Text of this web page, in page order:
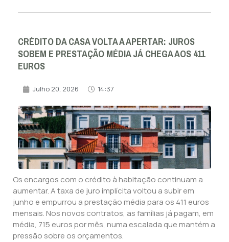
CRÉDITO DA CASA VOLTA A APERTAR: JUROS
SOBEM E PRESTAÇÃO MÉDIA JÁ CHEGA AOS 411
EUROS
Julho 20, 2026 14:37
Os encargos com o crédito à habitação continuam a
aumentar. A taxa de juro implícita voltou a subir em
junho e empurrou a prestação média para os 411 euros
mensais. Nos novos contratos, as famílias já pagam, em
média, 715 euros por mês, numa escalada que mantém a
pressão sobre os orçamentos.